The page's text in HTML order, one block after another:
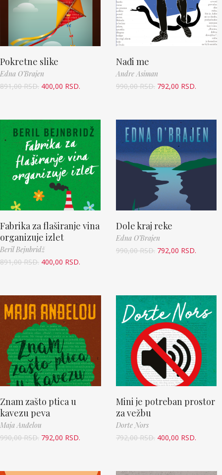
Pokretne slike
Edna O’Brajen
891,00RSD. 400,00 RSD.
Nađi me
Andre Asiman
990,00RSD. 792,00 RSD.
Fabrika za flaširanje vina
organizuje izlet
Beril Bejnbridž
891,00RSD. 400,00 RSD.
Dole kraj reke
Edna O’Brajen
990,00RSD. 792,00 RSD.
Znam zašto ptica u
kavezu peva
Maja Anđelou
990,00RSD. 792,00 RSD.
Mini je potreban prostor
za vežbu
Dorte Nors
792,00RSD. 400,00 RSD.